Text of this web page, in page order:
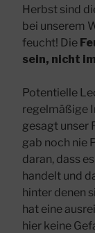
Herbst sind
bei unserem
feucht! Die
sein, nicht
Potentielle
regelmäßige
gesagt unser
gab noch nie
daran, dass
handelt und
hinter denen
hat eine
hier keine